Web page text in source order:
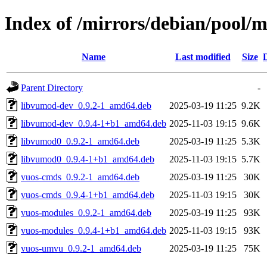
Index of /mirrors/debian/pool/
Name Last modified Size
Parent Directory
-
libvumod-dev_0.9.2-1_amd64.deb
2025-03-19 11:25 9.2K
libvumod-dev_0.9.4-1+b1_amd64.deb 2025-11-03 19:15 9.6K
libvumod0_0.9.2-1_amd64.deb
2025-03-19 11:25 5.3K
libvumod0_0.9.4-1+b1_amd64.deb
2025-11-03 19:15 5.7K
vuos-cmds_0.9.2-1_amd64.deb
2025-03-19 11:25
30K
vuos-cmds_0.9.4-1+b1_amd64.deb
2025-11-03 19:15
30K
vuos-modules_0.9.2-1_amd64.deb
2025-03-19 11:25
93K
vuos-modules_0.9.4-1+b1_amd64.deb 2025-11-03 19:15
93K
vuos-umvu_0.9.2-1_amd64.deb
2025-03-19 11:25
75K